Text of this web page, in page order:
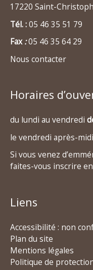
17220 Saint-
Tél. :05 46 35 51 79
Fax:05 46 35 64 29
Nous contacter
Horaires
du lundi au vendredi
le vendredi après-midi
Si vous venez
faites-vous inscrire
Liens
Accessibilité : non
Plan du site
Mentions légales
Politique de